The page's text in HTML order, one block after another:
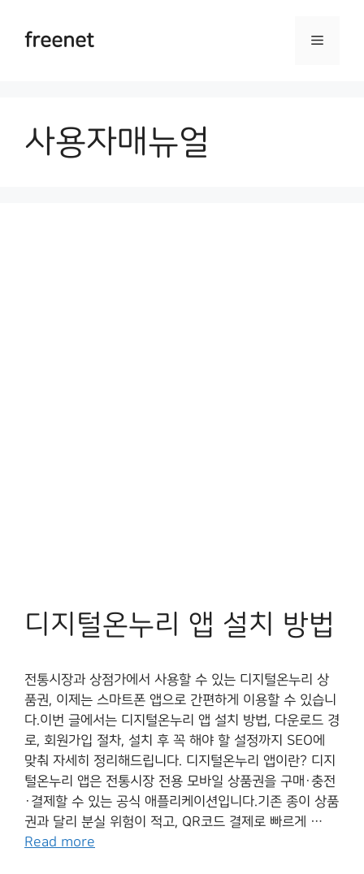
contentfreenet Menu
사용자매뉴얼
디지털온누리 앱 설치 방법
전통시장과 상점가에서 사용할 수 있는 디지털온누리 상
품권, 이제는 스마트폰 앱으로 간편하게 이용할 수 있습니
다.이번 글에서는 디지털온누리 앱 설치 방법, 다운로드 경
로, 회원가입 절차, 설치 후 꼭 해야 할 설정까지 SEO에
맞춰 자세히 정리해드립니다. 디지털온누리 앱이란? 디지
털온누리 앱은 전통시장 전용 모바일 상품권을 구매·충전
·결제할 수 있는 공식 애플리케이션입니다.기존 종이 상품
권과 달리 분실 위험이 적고, QR코드 결제로 빠르게 …
Read more